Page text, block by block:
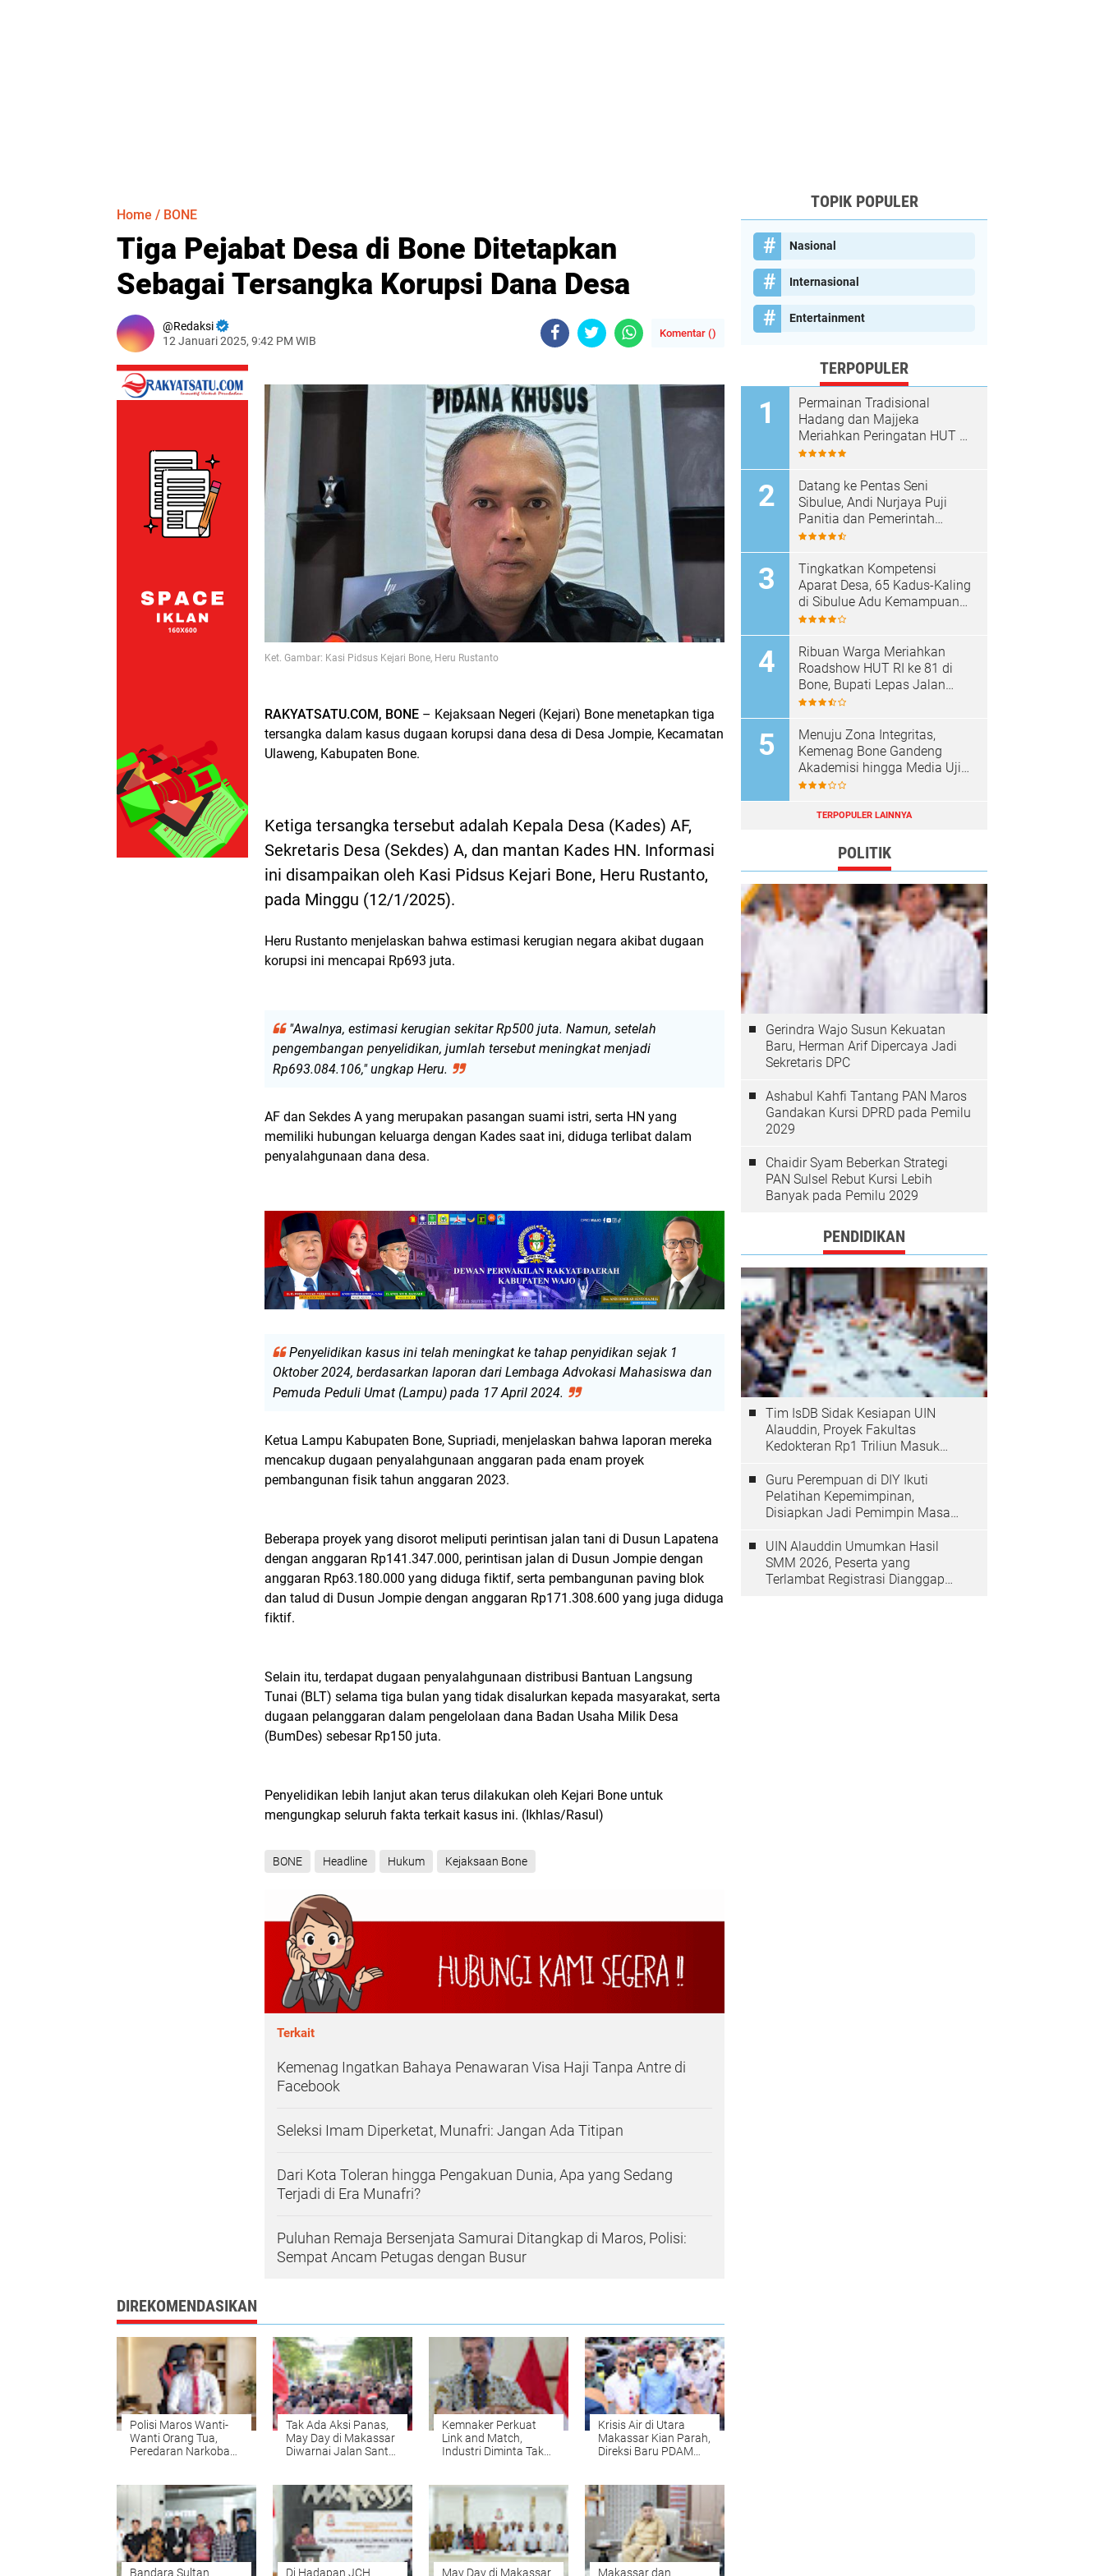
Home / BONE
Tiga Pejabat Desa di Bone Ditetapkan
Sebagai Tersangka Korupsi Dana Desa
Redaksi
12 Januari 2025, 9:42 PM WIB
Komentar ()
Ket. Gambar: Kasi Pidsus Kejari Bone, Heru Rustanto
RAKYATSATU.COM, BONE – Kejaksaan Negeri (Kejari) Bone menetapkan tiga
tersangka dalam kasus dugaan korupsi dana desa di Desa Jompie, Kecamatan
Ulaweng, Kabupaten Bone.
Ketiga tersangka tersebut adalah Kepala Desa (Kades) AF,
Sekretaris Desa (Sekdes) A, dan mantan Kades HN. Informasi
ini disampaikan oleh Kasi Pidsus Kejari Bone, Heru Rustanto,
pada Minggu (12/1/2025).
Heru Rustanto menjelaskan bahwa estimasi kerugian negara akibat dugaan
korupsi ini mencapai Rp693 juta.
"Awalnya, estimasi kerugian sekitar Rp500 juta. Namun, setelah
pengembangan penyelidikan, jumlah tersebut meningkat menjadi
Rp693.084.106," ungkap Heru.
AF dan Sekdes A yang merupakan pasangan suami istri, serta HN yang
memiliki hubungan keluarga dengan Kades saat ini, diduga terlibat dalam
penyalahgunaan dana desa.
Penyelidikan kasus ini telah meningkat ke tahap penyidikan sejak 1
Oktober 2024, berdasarkan laporan dari Lembaga Advokasi Mahasiswa dan
Pemuda Peduli Umat (Lampu) pada 17 April 2024.
Ketua Lampu Kabupaten Bone, Supriadi, menjelaskan bahwa laporan mereka
mencakup dugaan penyalahgunaan anggaran pada enam proyek
pembangunan fisik tahun anggaran 2023.
Beberapa proyek yang disorot meliputi perintisan jalan tani di Dusun Lapatena
dengan anggaran Rp141.347.000, perintisan jalan di Dusun Jompie dengan
anggaran Rp63.180.000 yang diduga fiktif, serta pembangunan paving blok
dan talud di Dusun Jompie dengan anggaran Rp171.308.600 yang juga diduga
fiktif.
Selain itu, terdapat dugaan penyalahgunaan distribusi Bantuan Langsung
Tunai (BLT) selama tiga bulan yang tidak disalurkan kepada masyarakat, serta
dugaan pelanggaran dalam pengelolaan dana Badan Usaha Milik Desa
(BumDes) sebesar Rp150 juta.
Penyelidikan lebih lanjut akan terus dilakukan oleh Kejari Bone untuk
mengungkap seluruh fakta terkait kasus ini. (Ikhlas/Rasul)
BONE Headline Hukum Kejaksaan Bone
Terkait
Kemenag Ingatkan Bahaya Penawaran Visa Haji Tanpa Antre di
Facebook
Seleksi Imam Diperketat, Munafri: Jangan Ada Titipan
Dari Kota Toleran hingga Pengakuan Dunia, Apa yang Sedang
Terjadi di Era Munafri?
Puluhan Remaja Bersenjata Samurai Ditangkap di Maros, Polisi:
Sempat Ancam Petugas dengan Busur
DIREKOMENDASIKAN
Polisi Maros Wanti-
Wanti Orang Tua,
Peredaran Narkoba
Tak Ada Aksi Panas,
May Day di Makassar
Diwarnai Jalan Santai
Kemnaker Perkuat
Link and Match,
Industri Diminta Tak
Krisis Air di Utara
Makassar Kian Parah,
Direksi Baru PDAM
Bandara Sultan Di Hadapan JCH May Day di Makassar Makassar dan
TOPIK POPULER
Nasional
Internasional
Entertainment
TERPOPULER
Permainan Tradisional
Hadang dan Majjeka
Meriahkan Peringatan HUT RI
di Sibulue
Datang ke Pentas Seni
Sibulue, Andi Nurjaya Puji
Panitia dan Pemerintah
Kecamatan
Tingkatkan Kompetensi
Aparat Desa, 65 Kadus-Kaling
di Sibulue Adu Kemampuan
Berpidato
Ribuan Warga Meriahkan
Roadshow HUT RI ke 81 di
Bone, Bupati Lepas Jalan
Santai
Menuju Zona Integritas,
Kemenag Bone Gandeng
Akademisi hingga Media Uji
Standar Pelayanan
TERPOPULER LAINNYA
POLITIK
Gerindra Wajo Susun Kekuatan
Baru, Herman Arif Dipercaya Jadi
Sekretaris DPC
Ashabul Kahfi Tantang PAN Maros
Gandakan Kursi DPRD pada Pemilu
2029
Chaidir Syam Beberkan Strategi
PAN Sulsel Rebut Kursi Lebih
Banyak pada Pemilu 2029
PENDIDIKAN
Tim IsDB Sidak Kesiapan UIN
Alauddin, Proyek Fakultas
Kedokteran Rp1 Triliun Masuk
Guru Perempuan di DIY Ikuti
Pelatihan Kepemimpinan,
Disiapkan Jadi Pemimpin Masa
UIN Alauddin Umumkan Hasil
SMM 2026, Peserta yang
Terlambat Registrasi Dianggap